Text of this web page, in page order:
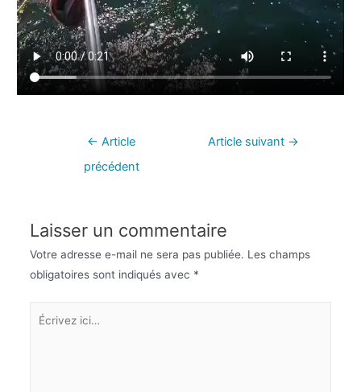
← Article
précédent
Article suivant →
Laisser un commentaire
Votre adresse e-mail ne sera pas publiée. Les champs
obligatoires sont indiqués avec *